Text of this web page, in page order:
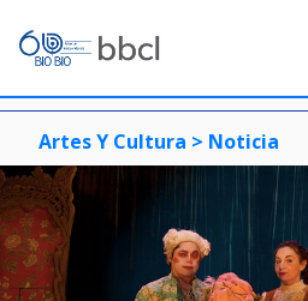
Artes Y Cultura > Noticia